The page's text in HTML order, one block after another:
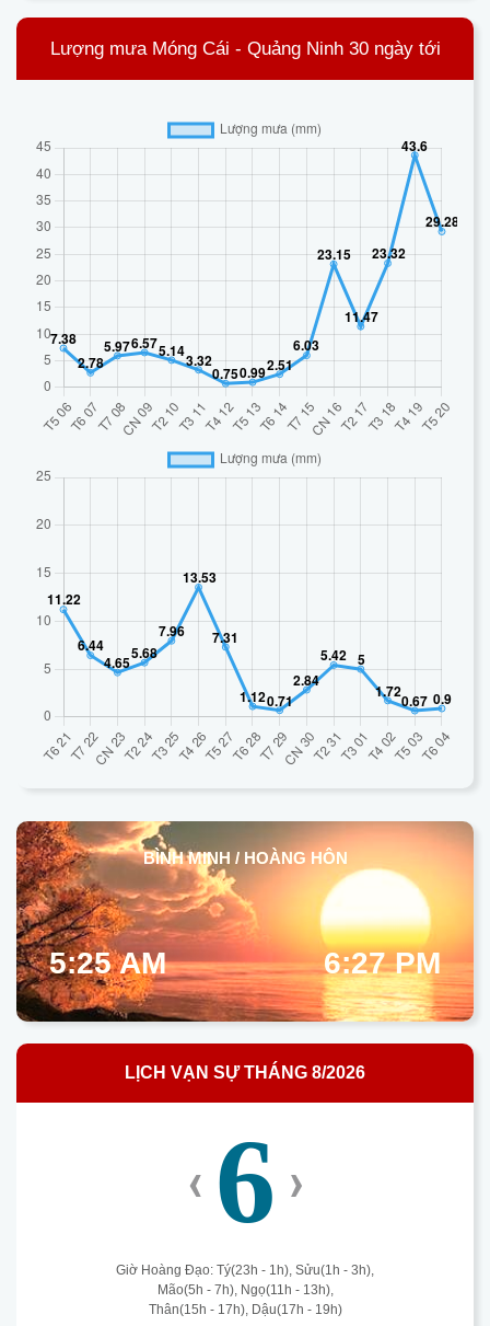
Lượng mưa Móng Cái - Quảng Ninh 30 ngày tới
BÌNH MINH / HOÀNG HÔN
5:25 AM 6:27 PM
LỊCH VẠN SỰ THÁNG 8/2026
‹ 6 ›
Giờ Hoàng Đạo: Tý(23h - 1h), Sửu(1h - 3h),
Mão(5h - 7h), Ngọ(11h - 13h),
Thân(15h - 17h), Dậu(17h - 19h)